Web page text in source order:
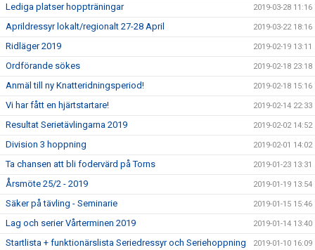
Lediga platser hoppträningar 2019-03-28 11:16
Aprildressyr lokalt/regionalt 27-28 April 2019-03-22 18:16
Ridläger 2019 2019-02-19 13:11
Ordförande sökes 2019-02-18 23:18
Anmäl till ny Knatteridningsperiod! 2019-02-18 15:16
Vi har fått en hjärtstartare! 2019-02-14 22:33
Resultat Serietävlingarna 2019 2019-02-02 14:52
Division 3 hoppning 2019-02-01 14:02
Ta chansen att bli fodervärd på Torns 2019-01-23 13:31
Årsmöte 25/2 - 2019 2019-01-19 13:54
Säker på tävling - Seminarie 2019-01-15 15:46
Lag och serier Vårterminen 2019 2019-01-14 13:40
Startlista + funktionärslista Seriedressyr och Seriehoppning 2019-01-10 16:09